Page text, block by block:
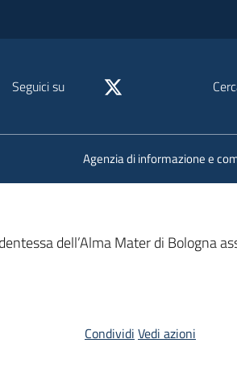
Seguici su
Agenzia di informazione e
dell’Alma Mater di Bologna
Condividi Vedi azioni